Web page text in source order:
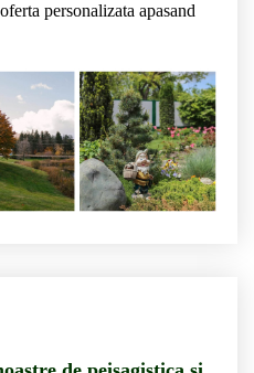
personalizata apasand